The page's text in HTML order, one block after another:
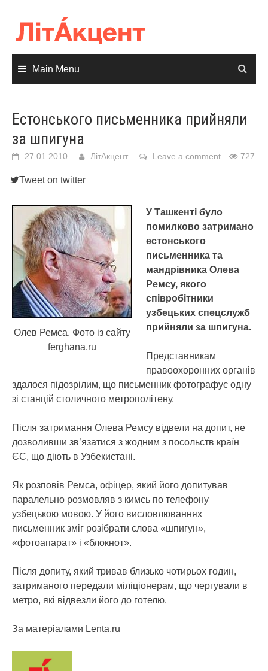
content
Main Menu
Естонського письменника прийняли
за шпигуна
27.01.2010 ЛітАкцент Leave a comment 727
Tweet on twitter
Олев Ремса. Фото із сайту
ferghana.ru
У Ташкенті було
помилково затримано
естонського
письменника та
мандрівника Олева
Ремсу, якого
співробітники
узбецьких спецслужб
прийняли за шпигуна.
Представникам
правоохоронних органів
здалося підозрілим, що письменник фотографує одну
зі станцій столичного метрополітену.
Після затримання Олева Ремсу відвели на допит, не
дозволивши зв’язатися з жодним з посольств країн
ЄС, що діють в Узбекистані.
Як розповів Ремса, офіцер, який його допитував
паралельно розмовляв з кимсь по телефону
узбецькою мовою. У його висловлюваннях
письменник зміг розібрати слова «шпигун»,
«фотоапарат» і «блокнот».
Після допиту, який тривав близько чотирьох годин,
затриманого передали міліціонерам, що чергували в
метро, які відвезли його до готелю.
За матеріалами Lenta.ru